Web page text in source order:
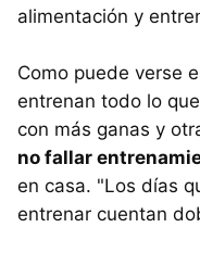
alimentación y
Como puede verse
entrenan todo lo
con más ganas y
no fallar
en casa. "Los días
entrenar cuentan